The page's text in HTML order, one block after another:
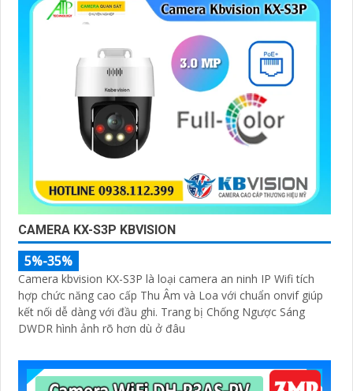
CAMERA KX-S3P KBVISION
5%-35%
Camera kbvision KX-S3P là loại camera an ninh IP Wifi tích
hợp chức năng cao cấp Thu Âm và Loa với chuẩn onvif giúp
kết nối dễ dàng với đầu ghi. Trang bị Chống Ngược Sáng
DWDR hình ảnh rõ hơn dù ở đâu